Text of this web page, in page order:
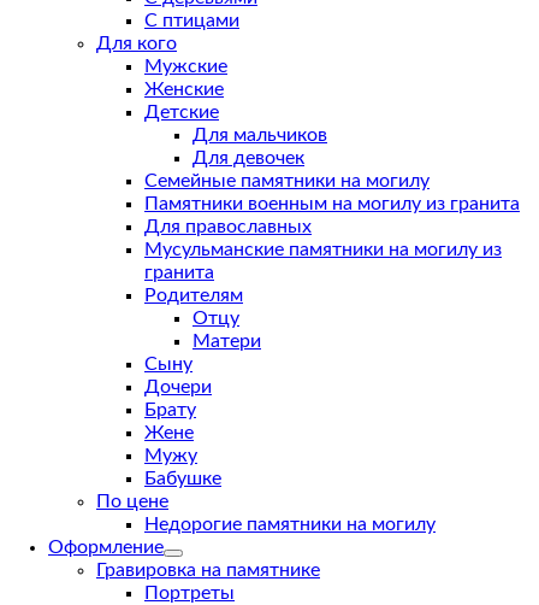
С птицами
Для кого
Мужские
Женские
Детские
Для мальчиков
Для девочек
Семейные памятники на могилу
Памятники военным на могилу из гранита
Для православных
Мусульманские памятники на могилу из
гранита
Родителям
Отцу
Матери
Сыну
Дочери
Брату
Жене
Мужу
Бабушке
По цене
Недорогие памятники на могилу
Оформление
Гравировка на памятнике
Портреты